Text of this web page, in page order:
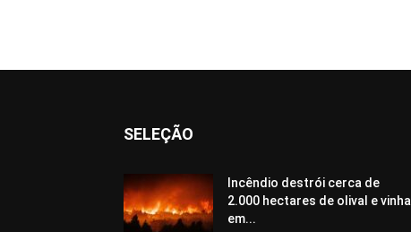
SELEÇÃO
Incêndio destrói cerca de
2.000 hectares de olival e vinha
em...